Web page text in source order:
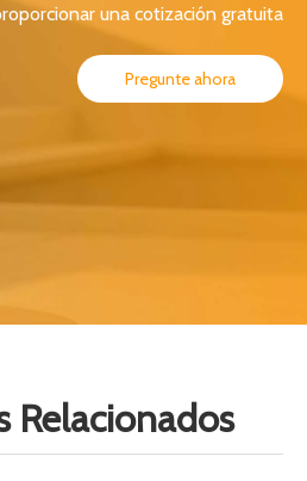
una cotización gratuita
Pregunte ahora
Relacionados